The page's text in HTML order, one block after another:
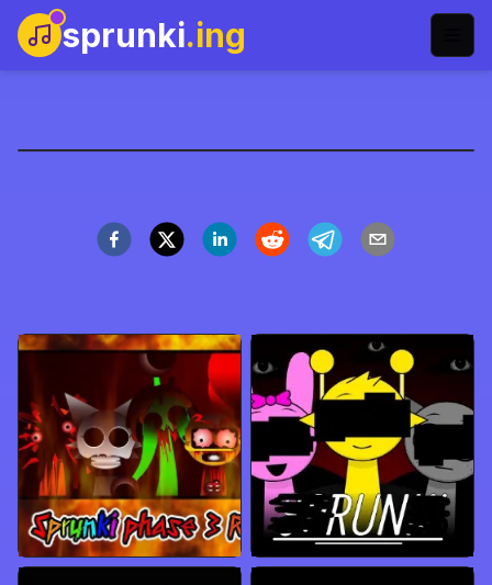
sprunki.ing
Speel Nu